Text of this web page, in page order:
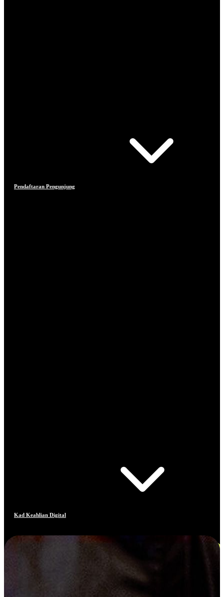
Pendaftaran Pengunjung
Kad Keahlian Digital